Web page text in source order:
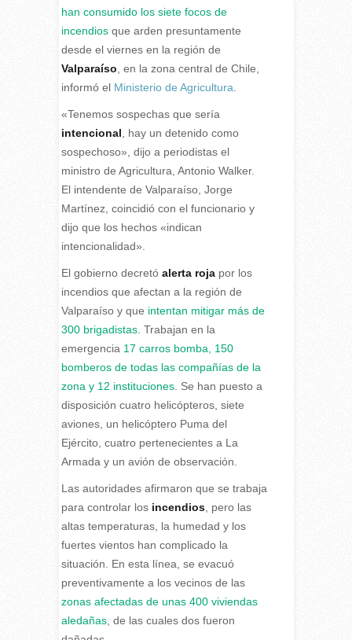
han consumido los siete focos de
incendiosque arden presuntamente
desde el viernes en la región de
Valparaíso , en la zona central de Chile,
informó el Ministerio de Agricultura
«Tenemos sospechas que sería
intencional , hay un detenido como
sospechoso», dijo a periodistas el
ministro de Agricultura, Antonio Walker.
El intendente de Valparaíso, Jorge
Martínez, coincidió con el funcionario y
dijo que los hechos «indican
intencionalidad».
El gobierno decretó alerta rojapor los
incendios que afectan a la región de
Valparaíso y que intentan mitigar más de
300 brigadistas. Trabajan en la
emergencia 17 carros bomba, 150
bomberos de todas las compañías de la
zona y 12 instituciones. Se han puesto a
disposición cuatro helicópteros, siete
aviones, un helicóptero Puma del
Ejército, cuatro pertenecientes a La
Armada y un avión de observación.
Las autoridades afirmaron que se trabaja
para controlar los incendios, pero las
altas temperaturas, la humedad y los
fuertes vientos han complicado la
situación. En esta línea, se evacuó
preventivamente a los vecinos de las
zonas afectadas de unas 400 viviendas
aledañas, de las cuales dos fueron